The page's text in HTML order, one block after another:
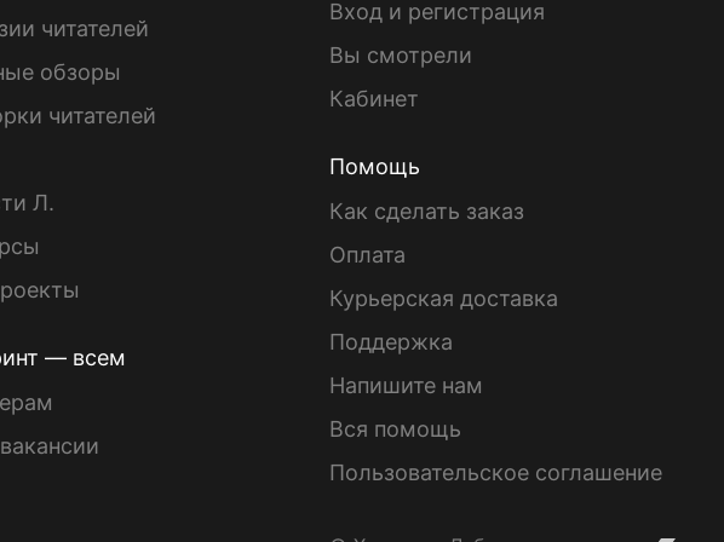
читателей
обзоры
читателей
Л.
— всем
Вход и регистрация
Вы смотрели
Кабинет
Помощь
Как сделать заказ
Оплата
Курьерская доставка
Поддержка
Напишите нам
Вся помощь
Пользовательское соглашение